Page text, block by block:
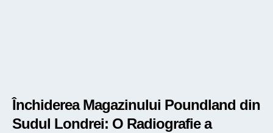
Închiderea Magazinului Poundland din
Sudul Londrei: O Radiografie a